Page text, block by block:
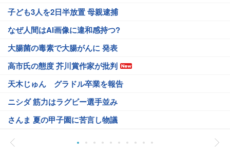
子ども3人を2日半放置 母親逮捕
なぜ人間はAI画像に違和感持つ?
大腸菌の毒素で大腸がんに 発表
高市氏の態度 芥川賞作家が批判
天木じゅん グラドル卒業を報告
ニシダ 筋力はラグビー選手並み
さんま 夏の甲子園に苦言し物議